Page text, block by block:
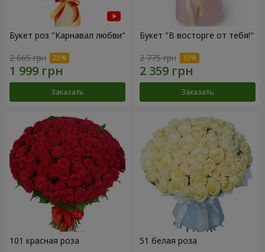
Букет роз "Карнавал любви"
2 665 грн
Заказать
Букет "В восторге от тебя!"
2 775 грн
Заказать
101 красная роза 51 белая роза